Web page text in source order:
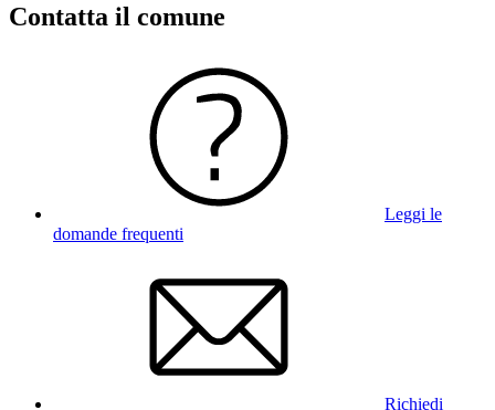
Contatta il comune
Leggi le
domande frequenti
Richiedi